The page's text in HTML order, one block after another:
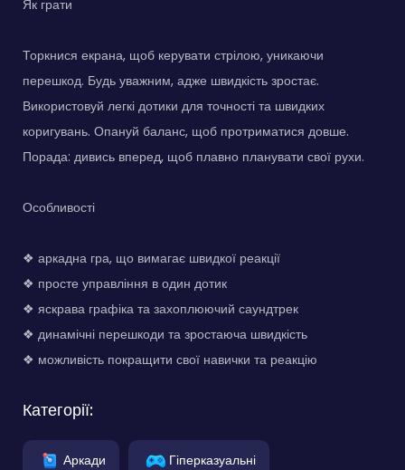
Як грати
Торкнися екрана, щоб керувати стрілою, уникаючи
перешкод. Будь уважним, адже швидкість зростає.
Використовуй легкі дотики для точності та швидких
коригувань. Опануй баланс, щоб протриматися довше.
Порада: дивись вперед, щоб плавно планувати свої рухи.
Особливості
❖ аркадна гра, що вимагає швидкої реакції
❖ просте управління в один дотик
❖ яскрава графіка та захоплюючий саундтрек
❖ динамічні перешкоди та зростаюча швидкість
❖ можливість покращити свої навички та реакцію
Категорії:
Аркади Гіперказуальні